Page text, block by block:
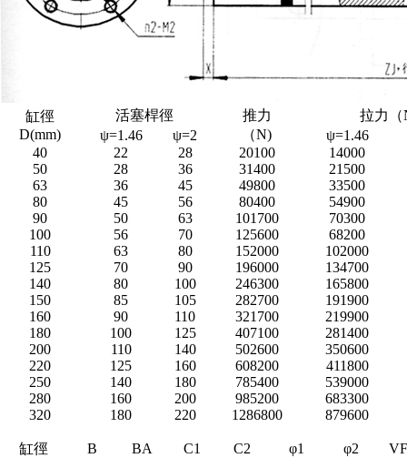
缸徑
D(mm)
活塞桿徑
推力
（N)
拉力（
ψ=1.46
ψ=2
ψ=1.46
40
22 28 20100
14000
50
28 36 31400
21500
63
36 45 49800
33500
80
45 56 80400
54900
90
50 63 101700
70300
100
56 70 125600
68200
110
63 80 152000
102000
125
70 90 196000
134700
140
80 100 246300
165800
150
85 105 282700
191900
160
90 110 321700
219900
180
100 125 407100
281400
200
110 140 502600
350600
220
125 160 608200
411800
250
140 180 785400
539000
280
160 200 985200
683300
320
180 220 1286800 879600
缸徑 B BA C1 C2 φ1 φ2
VF